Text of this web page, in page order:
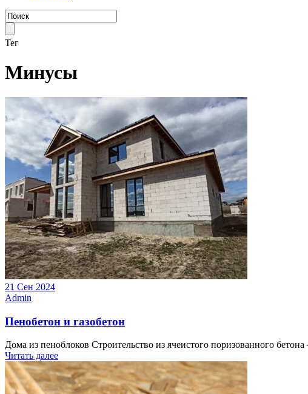
Тег
Минусы
21 Сен 2024
Admin
Пенобетон и газобетон
Дома из пеноблоков Строительство из ячеистого поризованного
Читать далее